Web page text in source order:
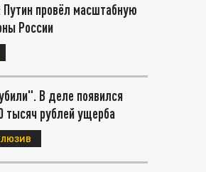
провёл масштабную
России
В деле появился
тысяч рублей ущерба